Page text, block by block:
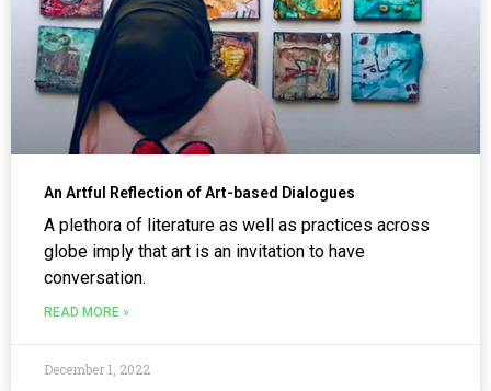
An Artful Reflection of Art-based Dialogues
A plethora of literature as well as practices across
globe imply that art is an invitation to have
conversation.
READ MORE »
December 1, 2022